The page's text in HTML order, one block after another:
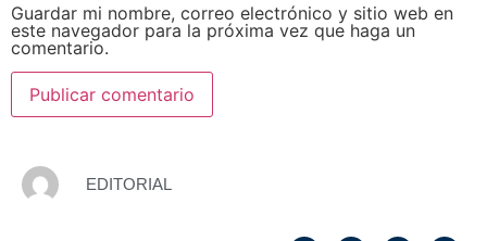
Guardar mi nombre, correo electrónico y sitio web en
este navegador para la próxima vez que haga un
comentario.
EDITORIAL